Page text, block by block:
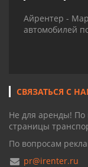
Айрентер -
автомобилей
СВЯЗАТЬСЯ С
Не для аренды! По
страницы
По вопросам
pr@irenter.ru